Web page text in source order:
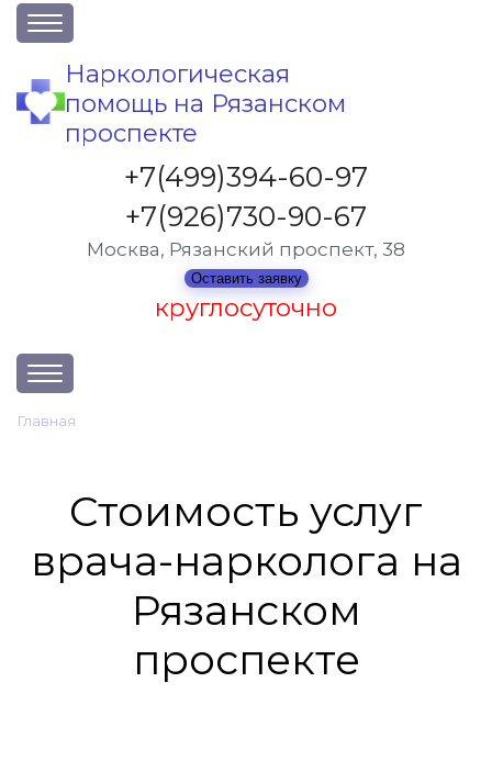
О клинике
Акции
Вакансии
Лицензии
Контакты
Наркологическая
помощь на Рязанском
проспекте
+7(499)394-60-97
+7(926)730-90-67
Москва, Рязанский проспект, 38
Оставить заявку
круглосуточно
Услуги и стоимость
Вопрос-ответ
Главная
Стоимость услуг
врача-нарколога на
Рязанском
проспекте